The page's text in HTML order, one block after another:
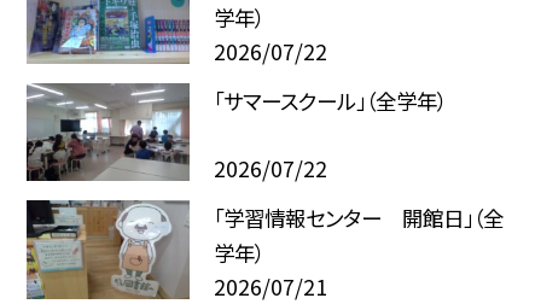
学年）
2026/07/22
「サマースクール」（全学年）
2026/07/22
「学習情報センター 開館日」（全
学年）
2026/07/21